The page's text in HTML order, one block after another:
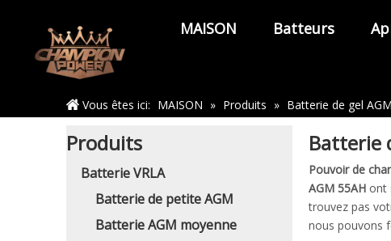
MAISON Batteurs
Maison
Vous êtes ici: MAISON » Produits » Batterie de gel
Produits
Batterie VRLA
Batterie de petite AGM
Batterie AGM moyenne
Batterie
Pouvoir de
AGM 55AH ont
trouvez pas
nous pouvons